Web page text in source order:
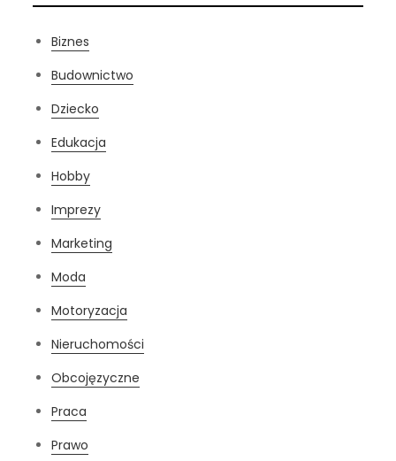
Biznes
Budownictwo
Dziecko
Edukacja
Hobby
Imprezy
Marketing
Moda
Motoryzacja
Nieruchomości
Obcojęzyczne
Praca
Prawo